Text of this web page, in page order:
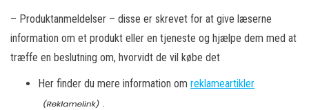
– Produktanmeldelser – disse er skrevet for at give læserne
information om et produkt eller en tjeneste og hjælpe dem med at
træffe en beslutning om, hvorvidt de vil købe det
Her finder du mere information om reklameartikler
.